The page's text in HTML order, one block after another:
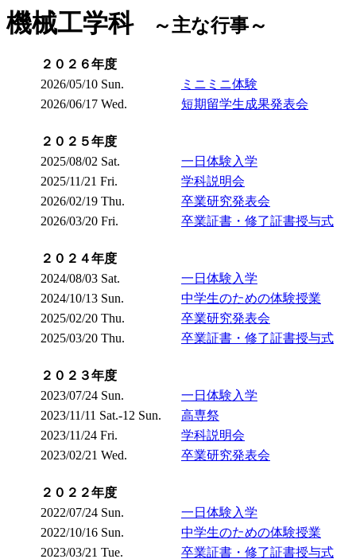
機械工学科～主な行事～
２０２６年度
2026/05/10 Sun.
ミニミニ体験
2026/06/17 Wed.
短期留学生成果発表会
２０２５年度
2025/08/02 Sat.
一日体験入学
2025/11/21 Fri.
学科説明会
2026/02/19 Thu.
卒業研究発表会
2026/03/20 Fri.
卒業証書・修了証書授与式
２０２４年度
2024/08/03 Sat.
一日体験入学
2024/10/13 Sun.
中学生のための体験授業
2025/02/20 Thu.
卒業研究発表会
2025/03/20 Thu.
卒業証書・修了証書授与式
２０２３年度
2023/07/24 Sun.
一日体験入学
2023/11/11 Sat.-12 Sun.
高専祭
2023/11/24 Fri.
学科説明会
2023/02/21 Wed.
卒業研究発表会
２０２２年度
2022/07/24 Sun.
一日体験入学
2022/10/16 Sun.
中学生のための体験授業
2023/03/21 Tue.
卒業証書・修了証書授与式